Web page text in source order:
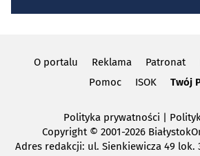
O portalu Reklama Patronat
Pomoc
ISOK Twój
Polityka prywatności
Copyright© 2001-2026
Adres redakcji: ul. Sienkiewicza 49 lok.